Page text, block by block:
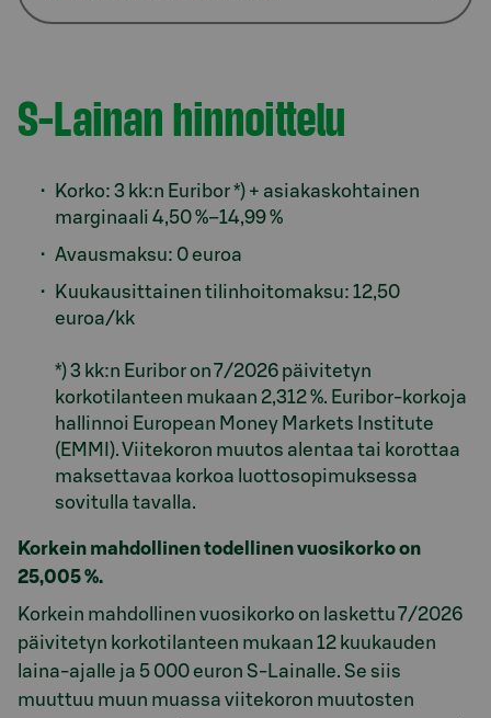
Model.AnchorLinkTargetDescription hinnoittelu
S-Lainan hinnoittelu
Korko: 3 kk:n Euribor *) + asiakaskohtainen
marginaali 4,50 %–14,99 %
Avausmaksu: 0 euroa
Kuukausittainen tilinhoitomaksu: 12,50
euroa/kk
*) 3 kk:n Euribor on 7/2026 päivitetyn
korkotilanteen mukaan 2,312 %. Euribor-korkoja
hallinnoi European Money Markets Institute
(EMMI). Viitekoron muutos alentaa tai korottaa
maksettavaa korkoa luottosopimuksessa
sovitulla tavalla.
Korkein mahdollinen todellinen vuosikorko on
25,005 %.
Korkein mahdollinen vuosikorko on laskettu 7/2026
päivitetyn korkotilanteen mukaan 12 kuukauden
laina-ajalle ja 5 000 euron S-Lainalle. Se siis
muuttuu muun muassa viitekoron muutosten